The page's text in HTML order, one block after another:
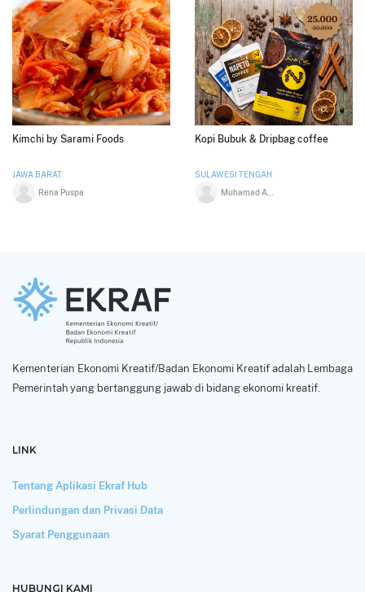
Kimchi by Sarami Foods
JAWA BARAT
Rena Puspa
Kopi Bubuk & Dripbag coffee
SULAWESI TENGAH
Muhamad Ayub
Kementerian Ekonomi Kreatif/Badan Ekonomi Kreatif adalah Lembaga
Pemerintah yang bertanggung jawab di bidang ekonomi kreatif.
LINK
Tentang Aplikasi Ekraf Hub
Perlindungan dan Privasi Data
Syarat Penggunaan
HUBUNGI KAMI